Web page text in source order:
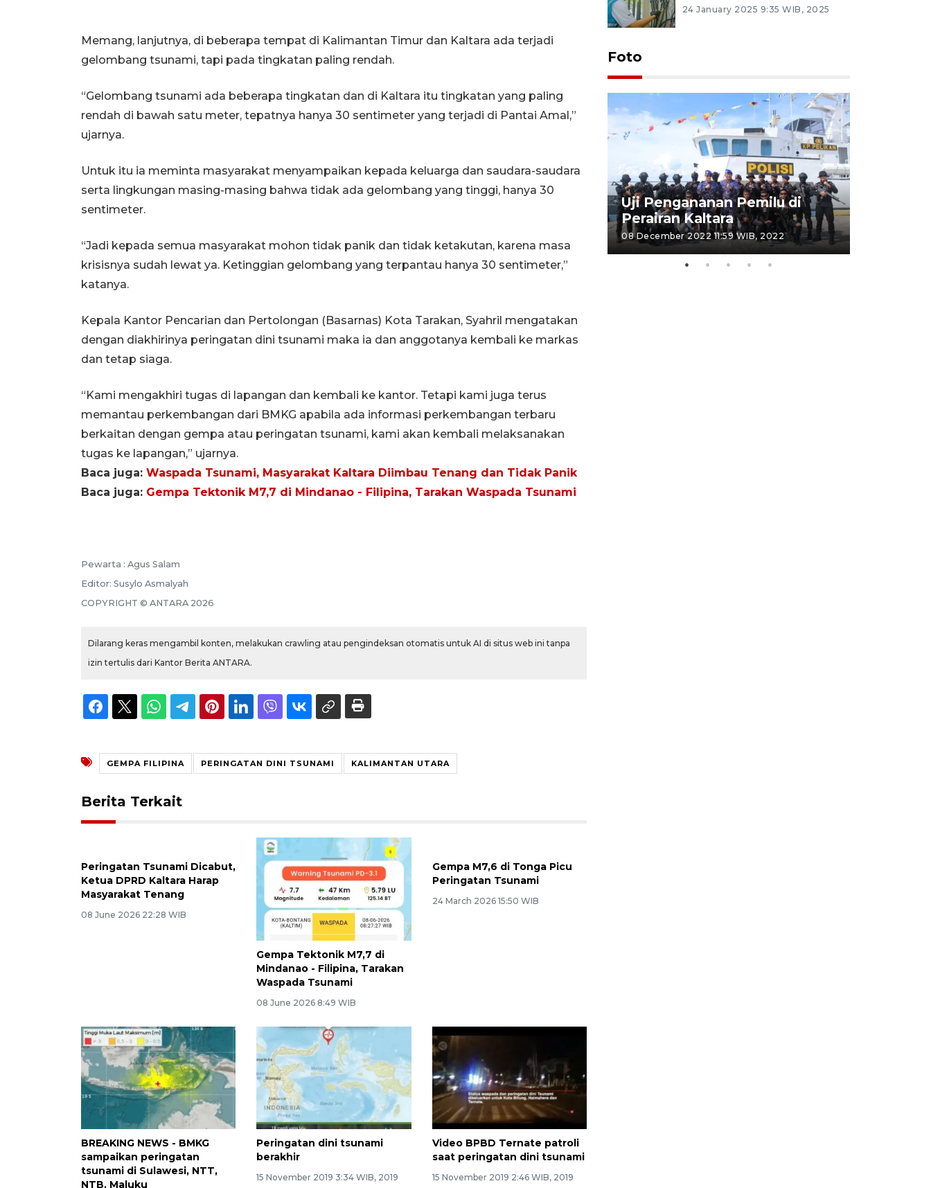
Memang, lanjutnya, di beberapa tempat di Kalimantan Timur dan Kaltara ada terjadi
gelombang tsunami, tapi pada tingkatan paling rendah.
“Gelombang tsunami ada beberapa tingkatan dan di Kaltara itu tingkatan yang paling
rendah di bawah satu meter, tepatnya hanya 30 sentimeter yang terjadi di Pantai Amal,”
ujarnya.
Untuk itu ia meminta masyarakat menyampaikan kepada keluarga dan saudara-saudara
serta lingkungan masing-masing bahwa tidak ada gelombang yang tinggi, hanya 30
sentimeter.
“Jadi kepada semua masyarakat mohon tidak panik dan tidak ketakutan, karena masa
krisisnya sudah lewat ya. Ketinggian gelombang yang terpantau hanya 30 sentimeter,”
katanya.
Kepala Kantor Pencarian dan Pertolongan (Basarnas) Kota Tarakan, Syahril mengatakan
dengan diakhirinya peringatan dini tsunami maka ia dan anggotanya kembali ke markas
dan tetap siaga.
“Kami mengakhiri tugas di lapangan dan kembali ke kantor. Tetapi kami juga terus
memantau perkembangan dari BMKG apabila ada informasi perkembangan terbaru
berkaitan dengan gempa atau peringatan tsunami, kami akan kembali melaksanakan
tugas ke lapangan,” ujarnya.
Baca juga: Waspada Tsunami, Masyarakat Kaltara Diimbau Tenang dan Tidak Panik
Baca juga: Gempa Tektonik M7,7 di Mindanao - Filipina, Tarakan Waspada Tsunami
Pewarta : Agus Salam
Editor: Susylo Asmalyah
COPYRIGHT © ANTARA 2026
Dilarang keras mengambil konten, melakukan crawling atau pengindeksan otomatis untuk AI di situs web ini tanpa
izin tertulis dari Kantor Berita ANTARA.
GEMPA FILIPINA PERINGATAN DINI TSUNAMI KALIMANTAN UTARA
Berita Terkait
Gempa Tektonik M7,7 di
Mindanao - Filipina, Tarakan
Waspada Tsunami
08 June 2026 8:49 WIB
Gempa M7,6 di Tonga Picu
Peringatan Tsunami
24 March 2026 15:50 WIB
BREAKING NEWS - BMKG
sampaikan peringatan
tsunami di Sulawesi, NTT,
NTB, Maluku
Peringatan dini tsunami
berakhir
15 November 2019 3:34 WIB, 2019
Video BPBD Ternate patroli
saat peringatan dini tsunami
15 November 2019 2:46 WIB, 2019
24 January 2025 9:35 WIB, 2025
Foto
32 balpres pakaian bekas
Uji Pengananan Pemilu di
Perairan Kaltara
08 December 2022 11:59 WIB, 2022